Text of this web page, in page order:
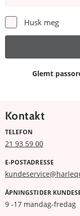
Husk meg
Glemt
Kontakt
TELEFON
21 93 59 00
E-POSTADRESSE
ÅPNINGSTIDER
9 -17 mandag-fredag